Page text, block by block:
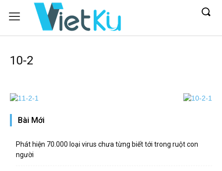
10-2
Bài Mới
Phát hiện 70.000 loại virus chưa từng biết tới trong ruột con
người